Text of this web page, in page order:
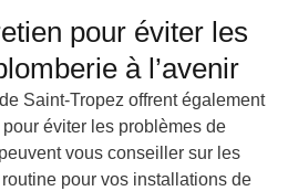
pour éviter les
à l’avenir
Saint-Tropez offrent également
éviter les problèmes de
vous conseiller sur les
pour vos installations de